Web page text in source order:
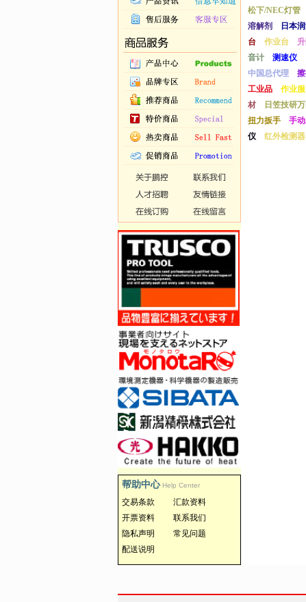
帮助中心 Help Center
交易条款
汇款资料
开票资料
联系我们
隐私声明
常见问题
配送说明
松下/NEC灯管
溶解剂
日本
台
作业台
音计
测速仪
中国总代理
工业品
作业服
材
日笠技研
扭力扳手
手
仪
红外检测器